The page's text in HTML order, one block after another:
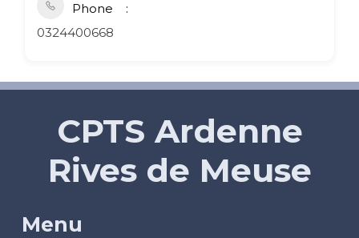
Phone
0324400668
CPTS Ardenne
Rives de Meuse
Menu